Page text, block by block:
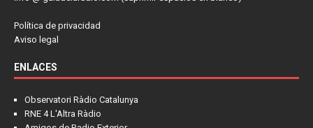
Política de privacidad
Aviso legal
ENLACES
Observatori Ràdio Catalunya
RNE 4 L'Altra Ràdio